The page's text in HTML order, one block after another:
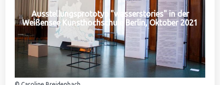
Ausstellungsprototyp "wasserstories" in der
Weißensee Kunsthochschule Berlin, Oktober 2021